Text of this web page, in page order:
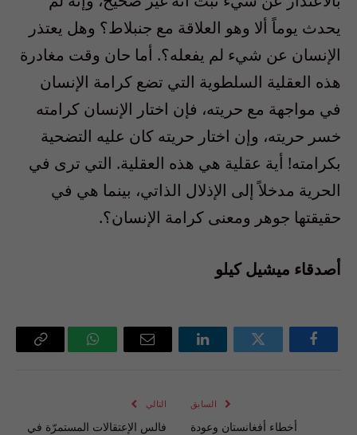
يحدث يوماً ألا وهو العلاقة مع جنبلاط؟ وهل يعتذر
الإنسان عن شيء لم يفعله؟. أما حان وقت مغادرة
هذه العقلية السلطوية التي تضع كرامة الإنسان
في مواجهة مع حريته، فإن اختار الإنسان كرامته
خسر حريته، وإن اختار حريته كان عليه التضحية
بكرامته! أية عقلية هي هذه العقلية. التي ترى في
الحرية مدخلاً إلى الإذلال الذاتي، بينما هي في
حقيقتها جوهر ومعنى كرامة الإنسان؟.
أصدقاء ميشيل كيلو
فيسبوك تويتر لينكدإن
البريد
واتساب Copy
السابق
أخطاء أفغانستان وعودة
التالي
فالس الإعتقالات المستمرّة في